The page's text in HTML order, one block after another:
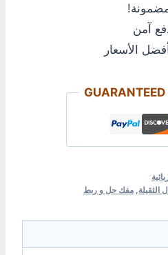
آمن
الأسعار
الثقيلة مفك حل و ربط